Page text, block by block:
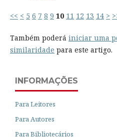
<< < 5 6 7 8 9 10 11 12 13 14 >
Também poderá iniciar uma
similaridade para este artigo.
INFORMAÇÕES
Para Leitores
Para Autores
Para Bibliotecários